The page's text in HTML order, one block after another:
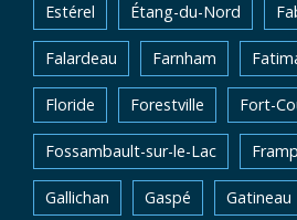
Estérel Étang-du-Nord
Falardeau Farnham
Floride Forestville Fort-
Fossambault-sur-le-Lac
Gallichan Gaspé Gatineau